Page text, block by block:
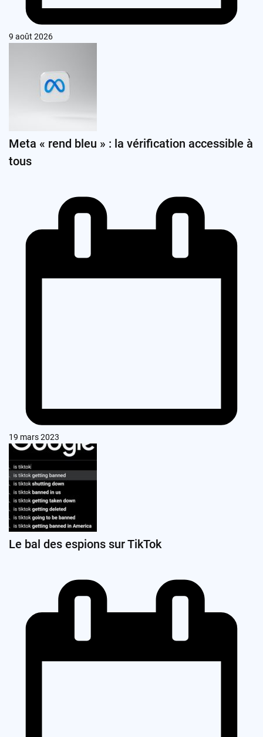
9 août 2026
Meta « rend bleu » : la vérification accessible à
tous
19 mars 2023
Le bal des espions sur TikTok